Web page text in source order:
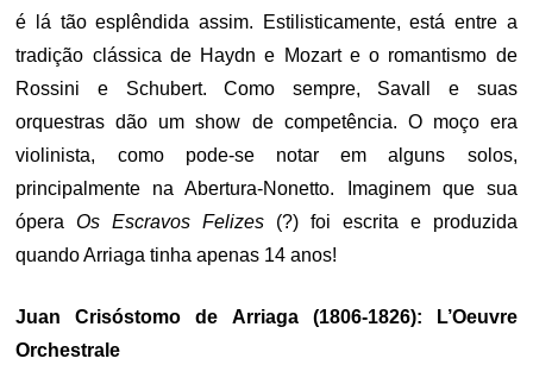
é lá tão esplêndida assim. Estilisticamente, está entre a
tradição clássica de Haydn e Mozart e o romantismo de
Rossini e Schubert. Como sempre, Savall e suas
orquestras dão um show de competência. O moço era
violinista, como pode-se notar em alguns solos,
principalmente na Abertura-Nonetto. Imaginem que sua
óperaOs Escravos Felizes (?) foi escrita e produzida
quando Arriaga tinha apenas 14 anos!
Juan Crisóstomo de Arriaga (1806-1826): L’Oeuvre
Orchestrale